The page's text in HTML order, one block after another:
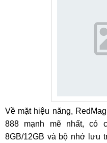
Về mặt hiệu năng,
888 mạnh mẽ nhất, có
8GB/12GB và bộ nhớ lưu